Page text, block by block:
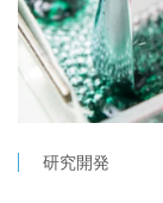
研究開発